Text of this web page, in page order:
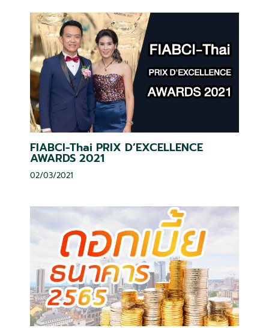
FIABCI-Thai PRIX D’EXCELLENCE
AWARDS 2021
02/03/2021